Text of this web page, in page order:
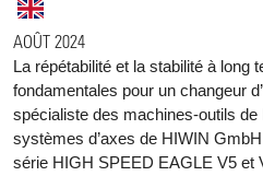
AOÛT 2024
La répétabilité et la stabilité à long
fondamentales pour un changeur
spécialiste des machines-outils
systèmes d’axes de HIWIN
série HIGH SPEED EAGLE V5 et